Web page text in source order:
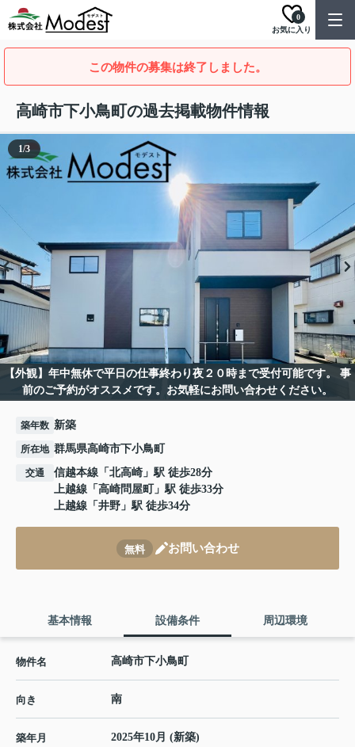
お気に入り
0
この物件の募集は終了しました。
高崎市下小鳥町の過去掲載物件情報
【外観】年中無休で平日の仕事終わり夜２０時まで受付可能です。 事
前のご予約がオススメです。お気軽にお問い合わせください。
1/3
築年数 新築
所在地 群馬県高崎市下小鳥町
交通 信越本線 「 北高崎 」駅 徒歩28分
上越線 「 高崎問屋町
」駅 徒歩33分
上越線 「 井野 」駅 徒歩34分
無料 お問い合わせ
基本情報 設備条件 周辺環境
物件名 高崎市下小鳥町
向き 南
築年月 2025年10月 (新築)